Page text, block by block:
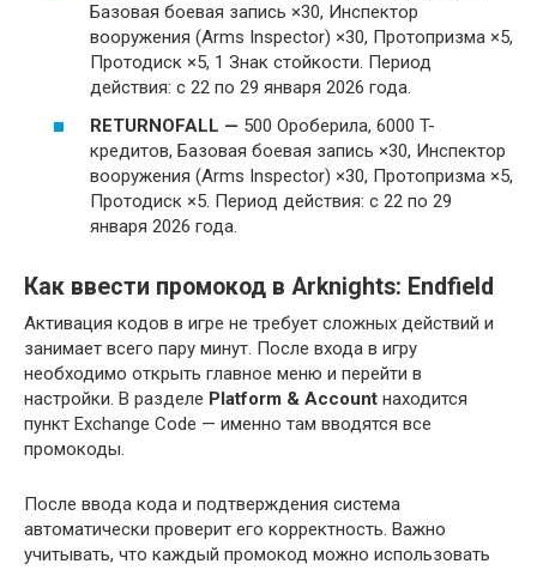
Базовая боевая запись ×30, Инспектор
вооружения (Arms Inspector) ×30, Протопризма ×5,
Протодиск ×5, 1 Знак стойкости. Период
действия: с 22 по 29 января 2026 года.
RETURNOFALL — 500 Ороберила, 6000 T-
кредитов, Базовая боевая запись ×30, Инспектор
вооружения (Arms Inspector) ×30, Протопризма ×5,
Протодиск ×5. Период действия: с 22 по 29
января 2026 года.
Как ввести промокод в Arknights: Endfield
Активация кодов в игре не требует сложных действий и
занимает всего пару минут. После входа в игру
необходимо открыть главное меню и перейти в
настройки. В разделе Platform & Account находится
пункт Exchange Code — именно там вводятся все
промокоды.
После ввода кода и подтверждения система
автоматически проверит его корректность. Важно
учитывать, что каждый промокод можно использовать